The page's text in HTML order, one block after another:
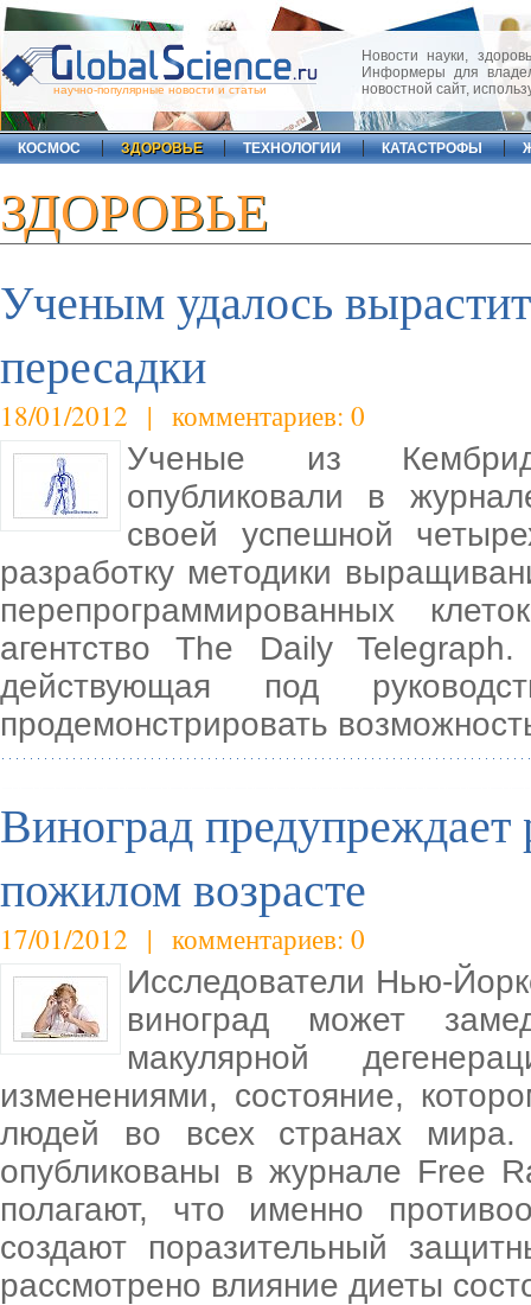
научно-популярные новости и статьи
Новости науки,
Информеры для
новостной сайт,
КОСМОС ЗДОРОВЬЕ ТЕХНОЛОГИИ КАТАСТРОФЫ
ЗДОРОВЬЕ
Ученым удалось
пересадки
18/01/2012 | комментариев: 0
Ученые из
опубликовали в
своей успешной
разработку методики
перепрограммированных
агентство The Daily Telegraph.
действующая под
продемонстрировать
Виноград предупреждает
пожилом возрасте
17/01/2012 | комментариев: 0
Исследователи Нью-
виноград может
макулярной
изменениями, состояние,
людей во всех странах мира.
опубликованы в журнале Free
полагают, что именно
создают поразительный
рассмотрено влияние диеты